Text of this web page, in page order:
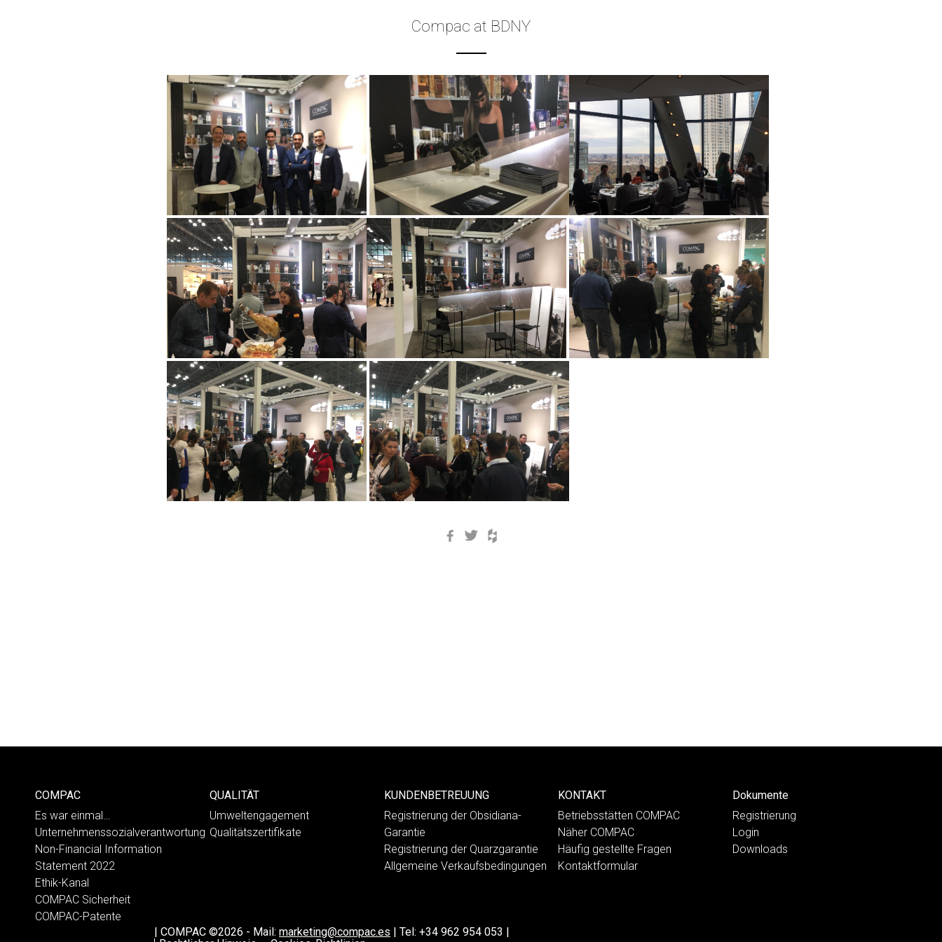
Compac at BDNY
Facebook
Twitter
COMPAC
Es war einmal…
Unternehmenssozialverantwortung
Non-Financial Information
Statement 2022
Ethik-Kanal
COMPAC Sicherheit
COMPAC-Patente
QUALITÄT
Umweltengagement
Qualitätszertifikate
KUNDENBETREUUNG
Registrierung der Obsidiana-
Garantie
Registrierung der Quarzgarantie
Allgemeine Verkaufsbedingungen
KONTAKT
Betriebsstätten COMPAC
Näher COMPAC
Häufig gestellte Fragen
Kontaktformular
Dokumente
Registrierung
Login
Downloads
| COMPAC ©2026 - Mail: marketing@compac.es | Tel: +34 962 954 053 |